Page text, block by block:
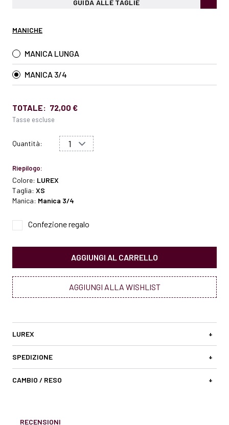
GUIDA ALLE TAGLIE
MANICHE
MANICA LUNGA
MANICA 3/4
TOTALE: 72,00 €
Tasse escluse
Quantità:
Riepilogo:
Colore: LUREX
Taglia: XS
Manica: Manica 3/4
Confezione regalo
AGGIUNGI AL CARRELLO
AGGIUNGI ALLA WISHLIST
LUREX +
SPEDIZIONE +
CAMBIO / RESO +
RECENSIONI